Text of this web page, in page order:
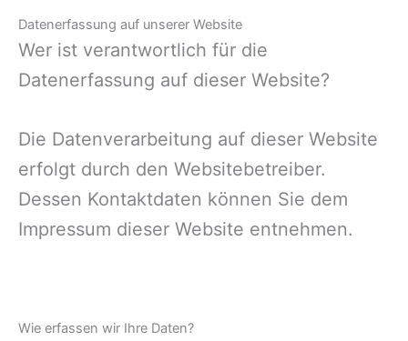
Datenerfassung auf unserer Website
Wer ist verantwortlich für die
Datenerfassung auf dieser Website?
Die Datenverarbeitung auf dieser Website
erfolgt durch den Websitebetreiber.
Dessen Kontaktdaten können Sie dem
Impressum dieser Website entnehmen.
Wie erfassen wir Ihre Daten?